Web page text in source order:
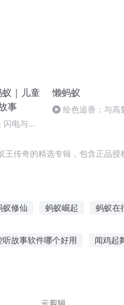
蚁｜儿童
事
电与啰
懒蚂蚁
绘色追香：与高
王传奇的精选专辑，包含正品
蚁修仙 蚂蚁崛起 蚂蚁在
听故事软件哪个好用 闻鸡起
云剪辑